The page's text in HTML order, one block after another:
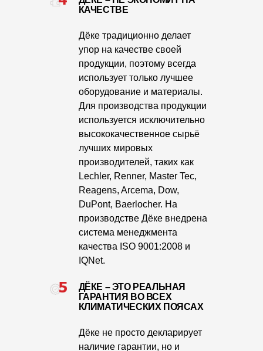
Компания
Контроль качества кровли
Качество фасадов
Отправка рекламации
Предложения по сотрудничеству
КАЧЕСТВЕ
Дёке традиционно делает
упор на качестве своей
продукции, поэтому всегда
использует только лучшее
оборудование и материалы.
Для производства продукции
используется исключительно
высококачественное сырьё
лучших мировых
производителей, таких как
Lechler, Renner, Master Tec,
Reagens, Arcema, Dow,
DuPont, Baerlocher. На
производстве Дёке внедрена
система менеджмента
качества ISO 9001:2008 и
IQNet.
ДЁКЕ – ЭТО РЕАЛЬНАЯ
ГАРАНТИЯ ВО ВСЕХ
КЛИМАТИЧЕСКИХ ПОЯСАХ
Дёке не просто декларирует
наличие гарантии, но и